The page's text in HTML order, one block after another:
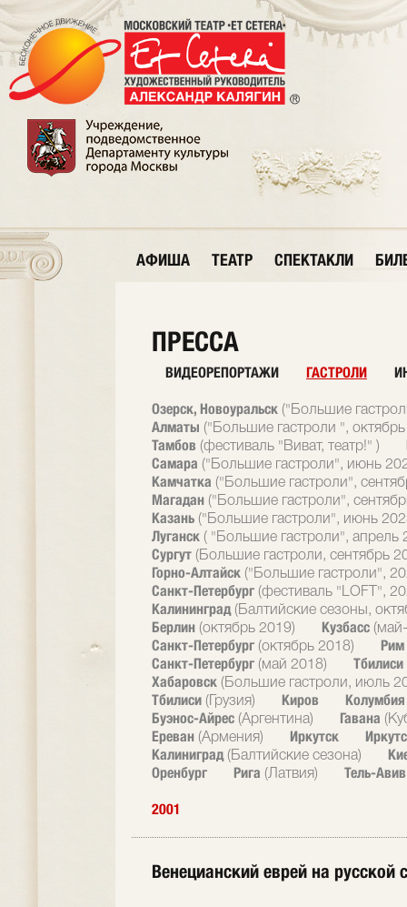
АФИША ТЕАТР СПЕКТАКЛИ
ПРЕССА
ВИДЕОРЕПОРТАЖИ ГАСТРОЛИ
Озерск, Новоуральск ("Большие
Алматы ("Большие гастроли ",
Тамбов (фестиваль "Виват, театр!" )
Самара ("Большие гастроли", июнь
Камчатка ("Большие гастроли",
Магадан ("Большие гастроли",
Казань ("Большие гастроли", июнь
Луганск ( "Большие гастроли", апрель
Сургут (Большие гастроли, сентябрь
Горно-Алтайск ("Большие гастроли",
Санкт-Петербург (фестиваль "LOFT",
Калининград (Балтийские сезоны,
Берлин (октябрь 2019) Кузбасс
Санкт-Петербург (октябрь 2018)
Рим
Санкт-Петербург (май 2018)
Тбилиси
Хабаровск (Большие гастроли, июль
Тбилиси (Грузия) Киров
Буэнос-Айрес (Аргентина) Гавана
Ереван (Армения) Иркутск
Калиниград (Балтийские сезона)
Оренбург
Рига (Латвия) Тель-
2001
Венецианский еврей на русской